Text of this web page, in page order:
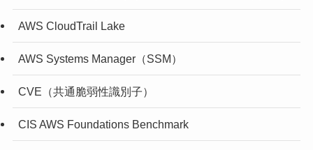
AWS CloudTrail Lake
AWS Systems Manager（SSM）
CVE（共通脆弱性識別子）
CIS AWS Foundations Benchmark